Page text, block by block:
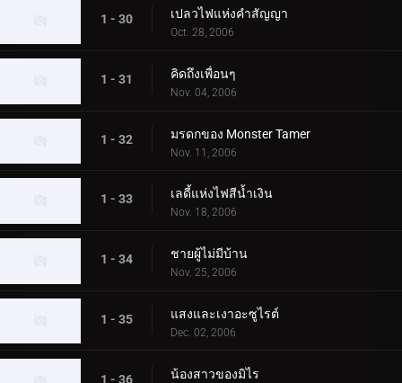
1 - 30 เปลวไฟแห่งคำสัญญา
Oct. 28, 2006
1 - 31 คิดถึงเพื่อนๆ
Nov. 04, 2006
1 - 32 มรดกของ Monster Tamer
Nov. 11, 2006
1 - 33 เลดี้แห่งไฟสีน้ำเงิน
Nov. 18, 2006
1 - 34 ชายผู้ไม่มีบ้าน
Nov. 25, 2006
1 - 35 แสงและเงาอะซูไรต์
Dec. 02, 2006
1 - 36 น้องสาวของมิไร